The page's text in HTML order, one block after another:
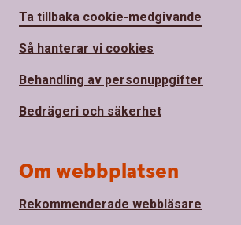
Ta tillbaka cookie-medgivande
Så hanterar vi cookies
Behandling av personuppgifter
Bedrägeri och säkerhet
Om webbplatsen
Rekommenderade webbläsare